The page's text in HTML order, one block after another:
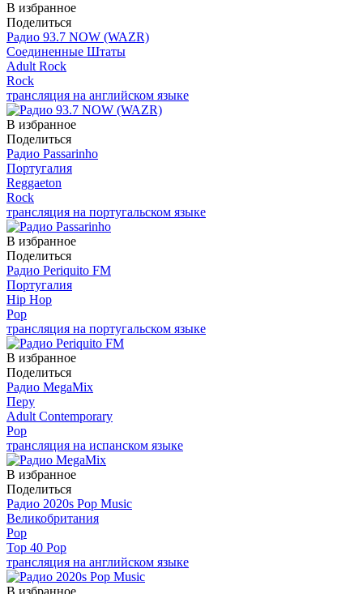
В избранное
Поделиться
Радио 93.7 NOW (WAZR)
Соединенные Штаты
Adult Rock
Rock
трансляция на английском языке
В избранное
Поделиться
Радио Passarinho
Португалия
Reggaeton
Rock
трансляция на португальском языке
В избранное
Поделиться
Радио Periquito FM
Португалия
Hip Hop
Pop
трансляция на португальском языке
В избранное
Поделиться
Радио MegaMix
Перу
Adult Contemporary
Pop
трансляция на испанском языке
В избранное
Поделиться
Радио 2020s Pop Music
Великобритания
Pop
Top 40 Pop
трансляция на английском языке
В избранное